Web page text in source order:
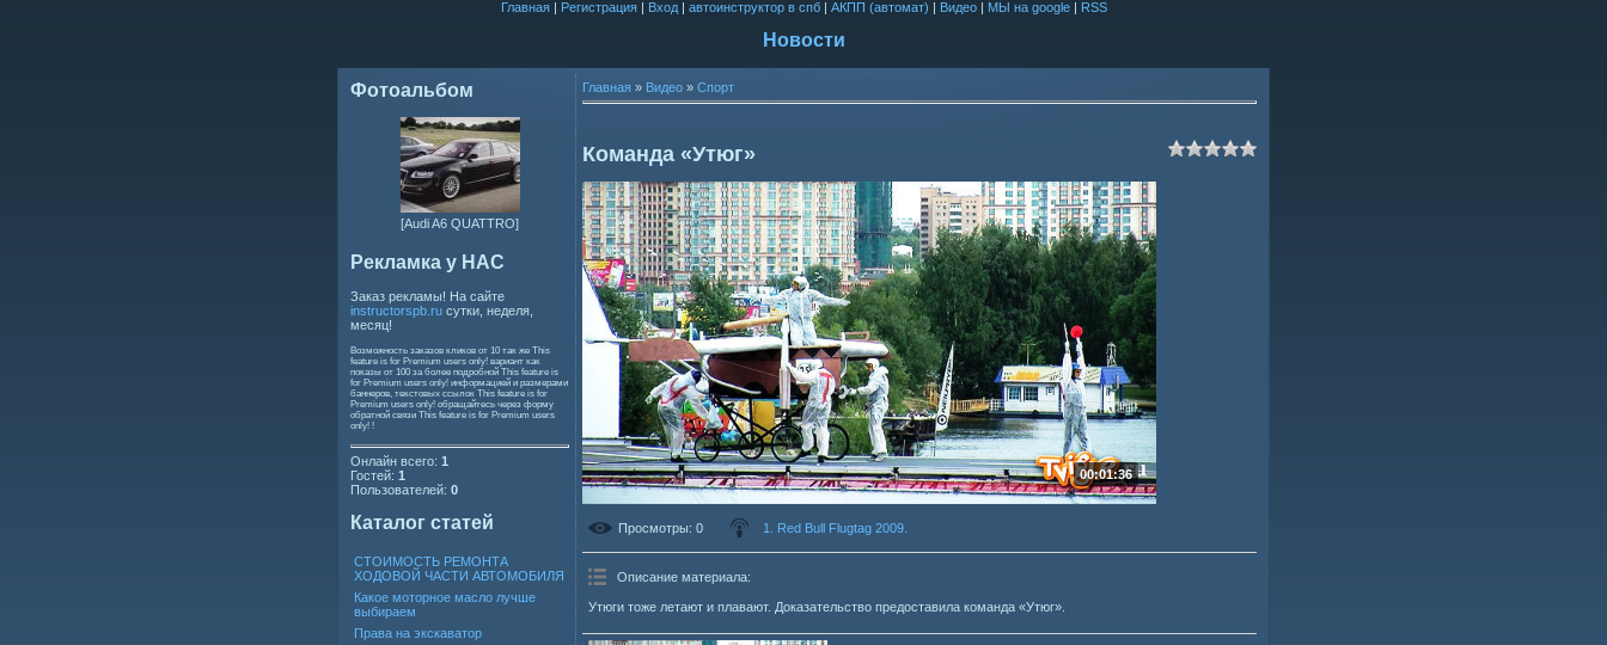
Главная| Регистрация| Вход| автоинструктор в спб| АКПП (автомат) | Видео| МЫ на google| RSS
Новости
Фотоальбом
[Audi A6 QUATTRO]
Рекламка у НАС
Заказ рекламы! На сайте
instructorspb.ru сутки, неделя,
месяц!
Возможность заказов кликов от 10 так же This
feature is for Premium users only! вариант как
показы от 100 за более подробной This feature is
for Premium users only! информацией и размерами
баннеров, текстовых ссылок This feature is for
Premium users only! обращайтесь через форму
обратной связи This feature is for Premium users
only! !
Онлайн всего: 1
Гостей: 1
Пользователей: 0
Каталог статей
СТОИМОСТЬ РЕМОНТА
ХОДОВОЙ ЧАСТИ АВТОМОБИЛЯ
Какое моторное масло лучше
выбираем
Права на экскаватор
Главная » Видео » Спорт
Команда «Утюг»
00:01:36
Просмотры: 0 1. Red Bull Flugtag 2009.
Описание материала:
Утюги тоже летают и плавают. Доказательство предоставила команда «Утюг».